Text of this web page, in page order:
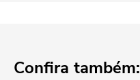
Confira também: